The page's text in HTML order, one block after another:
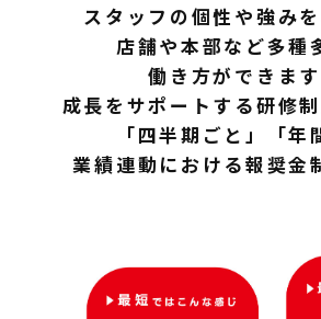
スタッフの個性や強みを
店舗や本部など多種
働き方ができます
成長をサポートする研修
「四半期ごと」「年
業績連動における報奨金